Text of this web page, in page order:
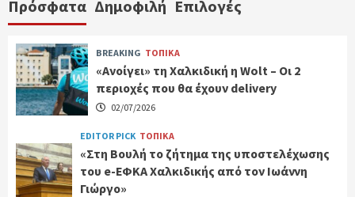
Πρόσφατα Δημοφιλή Επιλογές
BREAKING ΤΟΠΙΚΑ
«Ανοίγει» τη Χαλκιδική η Wolt – Οι 2
περιοχές που θα έχουν delivery
02/07/2026
EDITOR PICK ΤΟΠΙΚΑ
«Στη Βουλή το ζήτημα της υποστελέχωσης
του e-ΕΦΚΑ Χαλκιδικής από τον Ιωάννη
Γιώργο»